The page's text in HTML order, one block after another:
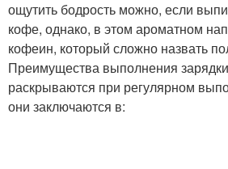
ощутить бодрость можно, если
кофе, однако, в этом ароматном
кофеин, который сложно назвать
Преимущества выполнения
раскрываются при регулярном
они заключаются в: